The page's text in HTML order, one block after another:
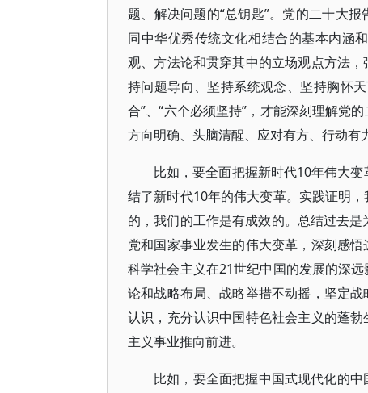
题、解决问题的“总钥匙”。党的二十大
同中华优秀传统文化相结合的基本内涵
观、方法论和贯穿其中的立场观点方法
持问题导向、坚持系统观念、坚持胸怀
合”、“六个必须坚持”，才能深刻理解党
方向明确、头脑清醒、应对有方、行动有
比如，要全面把握新时代10年伟大
结了新时代10年的伟大变革。实践证明
的，我们的工作是有成效的。总结过去
党和国家事业发生的伟大变革，深刻感
科学社会主义在21世纪中国的发展的深
论和战略布局、战略举措不动摇，坚定
认识，充分认识中国特色社会主义的蓬
主义事业推向前进。
比如，要全面把握中国式现代化的